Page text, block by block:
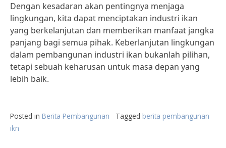
Dengan kesadaran akan pentingnya menjaga
lingkungan, kita dapat menciptakan industri ikan
yang berkelanjutan dan memberikan manfaat jangka
panjang bagi semua pihak. Keberlanjutan lingkungan
dalam pembangunan industri ikan bukanlah pilihan,
tetapi sebuah keharusan untuk masa depan yang
lebih baik.
Posted in Berita Pembangunan Tagged berita pembangunan
ikn